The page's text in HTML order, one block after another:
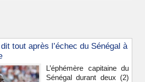
tout après l’échec du Sénégal à
L’éphémère capitaine du
Sénégal durant deux (2)